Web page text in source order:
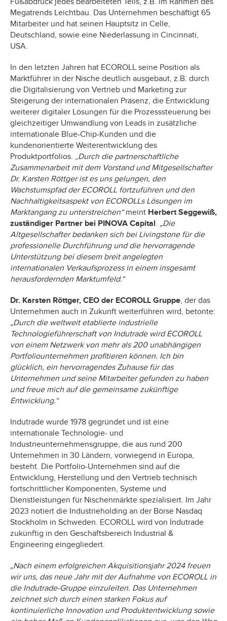
Megatrends Leichtbau. Das Unternehmen beschäftigt 65
Mitarbeiter und hat seinen Hauptsitz in Celle,
Deutschland, sowie eine Niederlassung in Cincinnati,
USA.
In den letzten Jahren hat ECOROLL seine Position als
Marktführer in der Nische deutlich ausgebaut, z.B. durch
die Digitalisierung von Vertrieb und Marketing zur
Steigerung der internationalen Präsenz, die Entwicklung
weiterer digitaler Lösungen für die Prozesssteuerung bei
gleichzeitiger Umwandlung von Leads in zusätzliche
internationale Blue-Chip-Kunden und die
kundenorientierte Weiterentwicklung des
Produktportfolios. „Durch die partnerschaftliche
Zusammenarbeit mit dem Vorstand und Mitgesellschafter
Dr. Karsten Röttger ist es uns gelungen, den
Wachstumspfad der ECOROLL fortzuführen und den
Nachhaltigkeitsaspekt von ECOROLLs Lösungen im
Marktangang zu unterstreichen“meint Herbert Seggewiß,
zuständiger Partner bei PINOVA Capital. „Die
Altgesellschafter bedanken sich bei Livingstone für die
professionelle Durchführung und die hervorragende
Unterstützung bei diesem breit angelegten
internationalen Verkaufsprozess in einem insgesamt
herausfordernden Marktumfeld.“
Dr. Karsten Röttger, CEO der ECOROLL Gruppe, der das
Unternehmen auch in Zukunft weiterführen wird, betonte:
„Durch die weltweit etablierte industrielle
Technologieführerschaft von Indutrade wird ECOROLL
von einem Netzwerk von mehr als 200 unabhängigen
Portfoliounternehmen profitieren können. Ich bin
glücklich, ein hervorragendes Zuhause für das
Unternehmen und seine Mitarbeiter gefunden zu haben
und freue mich auf die gemeinsame zukünftige
Entwicklung.“
Indutrade wurde 1978 gegründet und ist eine
internationale Technologie- und
Industrieunternehmensgruppe, die aus rund 200
Unternehmen in 30 Ländern, vorwiegend in Europa,
besteht. Die Portfolio-Unternehmen sind auf die
Entwicklung, Herstellung und den Vertrieb technisch
fortschrittlicher Komponenten, Systeme und
Dienstleistungen für Nischenmärkte spezialisiert. Im Jahr
2023 notiert die Industrieholding an der Börse Nasdaq
Stockholm in Schweden. ECOROLL wird von Indutrade
zukünftig in den Geschäftsbereich Industrial &
Engineering eingegliedert.
„Nach einem erfolgreichen Akquisitionsjahr 2024 freuen
wir uns, das neue Jahr mit der Aufnahme von ECOROLL in
die Indutrade-Gruppe einzuleiten. Das Unternehmen
zeichnet sich durch einen starken Fokus auf
kontinuierliche Innovation und Produktentwicklung sowie